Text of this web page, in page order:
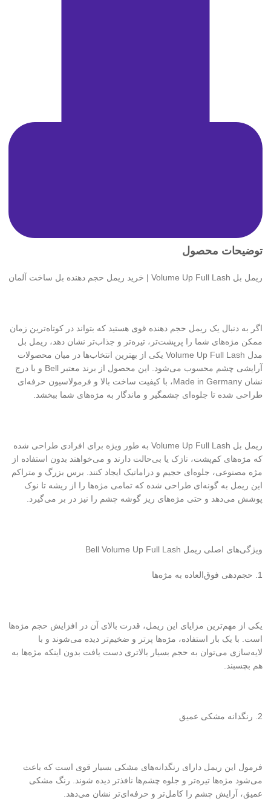
توضیحات محصول
ریمل بل Volume Up Full Lash | خرید ریمل حجم دهنده بل ساخت آلمان
اگر به دنبال یک ریمل حجم دهنده قوی هستید که بتواند در کوتاه‌ترین زمان
ممکن مژه‌های شما را پرپشت‌تر، تیره‌تر و جذاب‌تر نشان دهد، ریمل بل
مدل Volume Up Full Lash یکی از بهترین انتخاب‌ها در میان محصولات
آرایشی چشم محسوب می‌شود. این محصول از برند معتبر Bell و با درج
نشان Made in Germany، با کیفیت ساخت بالا و فرمولاسیون حرفه‌ای
طراحی شده تا جلوه‌ای چشمگیر و ماندگار به مژه‌های شما ببخشد.
ریمل بل Volume Up Full Lash به طور ویژه برای افرادی طراحی شده
که مژه‌های کم‌پشت، نازک یا بی‌حالت دارند و می‌خواهند بدون استفاده از
مژه مصنوعی، جلوه‌ای حجیم و دراماتیک ایجاد کنند. برس بزرگ و متراکم
این ریمل به گونه‌ای طراحی شده که تمامی مژه‌ها را از ریشه تا نوک
پوشش می‌دهد و حتی مژه‌های ریز گوشه چشم را نیز در بر می‌گیرد.
ویژگی‌های اصلی ریمل Bell Volume Up Full Lash
1. حجم‌دهی فوق‌العاده به مژه‌ها
یکی از مهم‌ترین مزایای این ریمل، قدرت بالای آن در افزایش حجم مژه‌ها
است. با یک بار استفاده، مژه‌ها پرتر و ضخیم‌تر دیده می‌شوند و با
لایه‌سازی می‌توان به حجم بسیار بالاتری دست یافت بدون اینکه مژه‌ها به
هم بچسبند.
2. رنگدانه مشکی عمیق
فرمول این ریمل دارای رنگدانه‌های مشکی بسیار قوی است که باعث
می‌شود مژه‌ها تیره‌تر و جلوه چشم‌ها نافذتر دیده شوند. رنگ مشکی
عمیق، آرایش چشم را کامل‌تر و حرفه‌ای‌تر نشان می‌دهد.